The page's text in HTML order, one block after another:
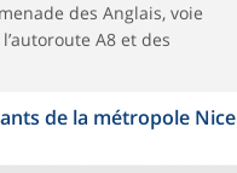
des Anglais, voie
A8 et des
de la métropole Nice